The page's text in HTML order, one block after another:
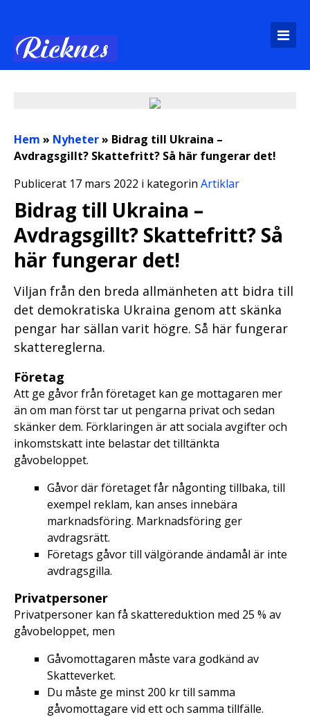
Hem » Nyheter» Bidrag till Ukraina –
Avdragsgillt? Skattefritt? Så här fungerar det!
Publicerat 17 mars 2022 i kategorin Artiklar
Bidrag till Ukraina –
Avdragsgillt? Skattefritt? Så
här fungerar det!
Viljan från den breda allmänheten att bidra till
det demokratiska Ukraina genom att skänka
pengar har sällan varit högre. Så här fungerar
skattereglerna.
Företag
Att ge gåvor från företaget kan ge mottagaren mer
än om man först tar ut pengarna privat och sedan
skänker dem. Förklaringen är att sociala avgifter och
inkomstskatt inte belastar det tilltänkta
gåvobeloppet.
Gåvor där företaget får någonting tillbaka, till
exempel reklam, kan anses innebära
marknadsföring. Marknadsföring ger
avdragsrätt.
Företags gåvor till välgörande ändamål är inte
avdragsgilla.
Privatpersoner
Privatpersoner kan få skattereduktion med 25 % av
gåvobeloppet, men
Gåvomottagaren måste vara godkänd av
Skatteverket.
Du måste ge minst 200 kr till samma
gåvomottagare vid ett och samma tillfälle.